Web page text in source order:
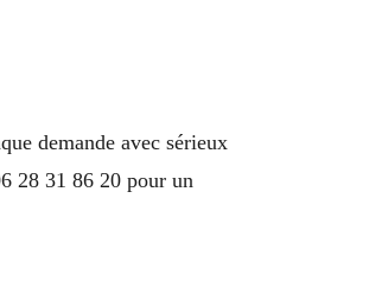
demande avec sérieux
28 31 86 20 pour un